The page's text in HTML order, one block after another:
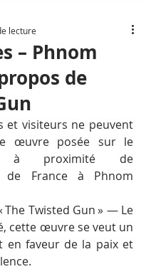
– Phnom
de
lecture
et visiteurs ne peuvent
œuvre posée sur le
à proximité de
de France à Phnom
The Twisted Gun » — Le
cette œuvre se veut un
en faveur de la paix et